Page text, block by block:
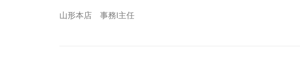
山形本店 事務Ⅰ主任